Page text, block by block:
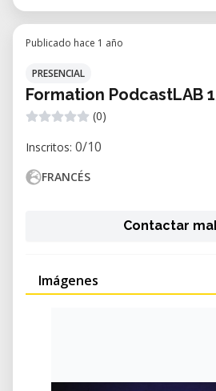
Publicado hace 1 año
PRESENCIAL
Formation PodcastLAB
(0)
Inscritos: 0/10
FRANCÉS
Contactar
Imágenes